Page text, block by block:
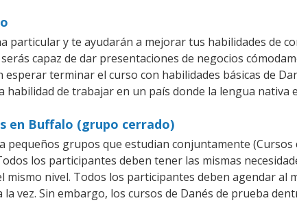
particular y te ayudarán a mejorar tus habilidades de
capaz de dar presentaciones de negocios
terminar el curso con habilidades básicas de
de trabajar en un país donde la lengua nativa
en Buffalo (grupo cerrado)
grupos que estudian conjuntamente (Cursos
los participantes deben tener las mismas
nivel. Todos los participantes deben agendar al
vez. Sin embargo, los cursos de Danés de prueba